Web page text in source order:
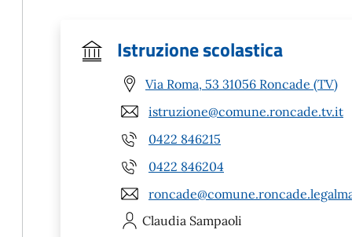
Istruzione scolastica
Via Roma, 53 31056 Roncade (TV)
istruzione@comune.roncade.tv.it
0422 846215
0422 846204
Claudia Sampaoli